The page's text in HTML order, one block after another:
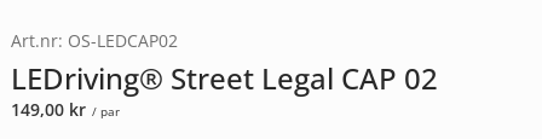
Art.nr: OS-LEDCAP02
LEDriving® Street Legal CAP 02
149,00 kr / par